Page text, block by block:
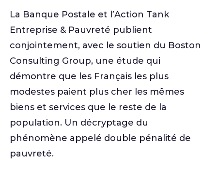
La Banque Postale et l’Action Tank
Entreprise & Pauvreté publient
conjointement, avec le soutien du Boston
Consulting Group, une étude qui
démontre que les Français les plus
modestes paient plus cher les mêmes
biens et services que le reste de la
population. Un décryptage du
phénomène appelé double pénalité de
pauvreté.